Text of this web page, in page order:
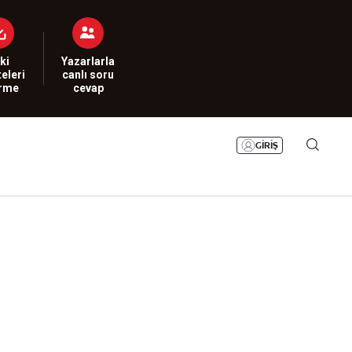
Yazarlarla
canlı soru
cevap
GİRİŞ
Namaz Vakitleri
Sesli Yayınlar